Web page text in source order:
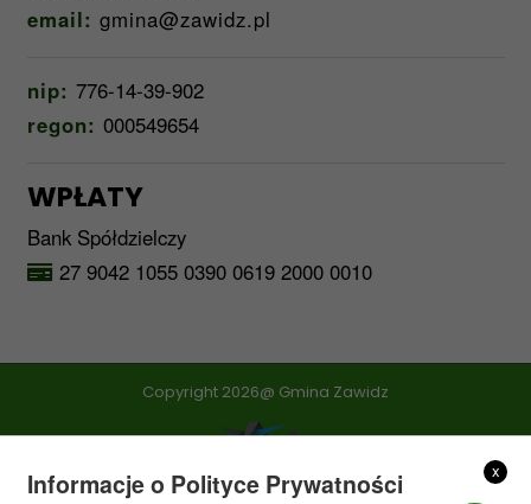
email: gmina@zawidz.pl
nip: 776-14-39-902
regon: 000549654
WPŁATY
Bank Spółdzielczy
27 9042 1055 0390 0619 2000 0010
Copyright 2026@ Gmina Zawidz
x
Informacje o Polityce Prywatności